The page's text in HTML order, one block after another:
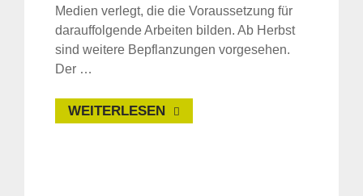
Medien verlegt, die die Voraussetzung für
darauffolgende Arbeiten bilden. Ab Herbst
sind weitere Bepflanzungen vorgesehen.
Der …
WEITERLESEN